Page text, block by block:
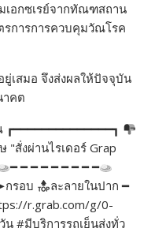
เอกซเรย์จากทัณฑสถาน
การการควบคุมวัณโรค
เสมอ จึงส่งผลให้ปัจจุบัน
าคต
"สั่งผ่านไรเดอร์ Grap
━ ━ ━ ━ ━ ━ ━ ━ ━
กรอบ
ละลายในปาก ━
r.grab.com/g/0-
น #มีบริการรถเย็นส่งทั่ว